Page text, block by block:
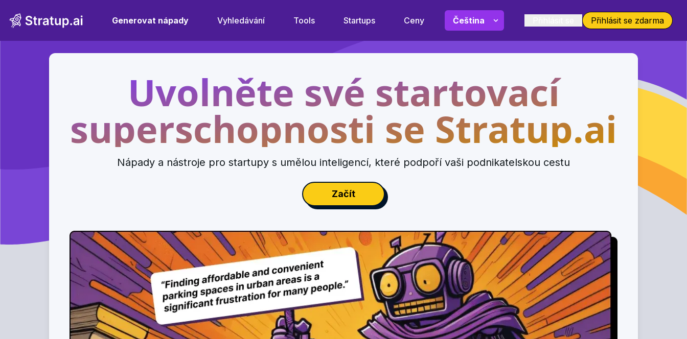
Přihlásit se zdarma
Generovat nápady Vyhledávání Tools Startups Ceny
Uvolněte své startovací
superschopnosti se Stratup.ai
Nápady a nástroje pro startupy s umělou inteligencí, které podpoří vaši podnikatelskou cestu
Začít